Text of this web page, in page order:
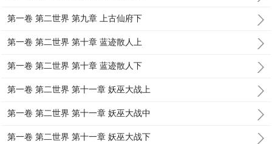
第一卷 第二世界 第九章 上古仙府下
第一卷 第二世界 第十章 蓝迹散人上
第一卷 第二世界 第十章 蓝迹散人下
第一卷 第二世界 第十一章 妖巫大战上
第一卷 第二世界 第十一章 妖巫大战中
第一卷 第二世界 第十一章 妖巫大战下